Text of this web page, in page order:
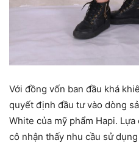
Với đồng vốn ban đầu khá
quyết định đầu tư vào dòng
White của mỹ phẩm Hapi.
cô nhận thấy nhu cầu sử